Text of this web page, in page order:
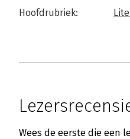
Hoofdrubriek:
Wees de eerste die een